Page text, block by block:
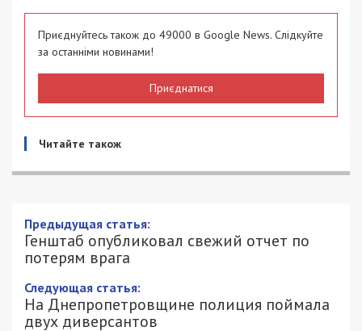
Приєднуйтесь також до 49000 в Google News. Слідкуйте
за останніми новинами!
Приєднатися
Читайте також
Предыдущая статья:
Генштаб опубликовал свежий отчет по
потерям врага
Следующая статья:
На Днепропетровщине полиция поймала
двух диверсантов